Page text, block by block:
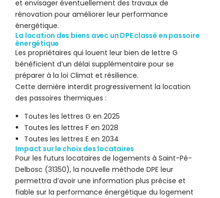
et envisager éventuellement des travaux de
rénovation pour améliorer leur performance
énergétique.
La location des biens avec un DPE classé en passoire
énergétique
Les propriétaires qui louent leur bien de lettre G
bénéficient d’un délai supplémentaire pour se
préparer à la loi Climat et résilience.
Cette dernière interdit progressivement la location
des passoires thermiques :
Toutes les lettres G en 2025
Toutes les lettres F en 2028
Toutes les lettres E en 2034
Impact sur le choix des locataires
Pour les futurs locataires de logements à Saint-Pé-
Delbosc (31350), la nouvelle méthode DPE leur
permettra d’avoir une information plus précise et
fiable sur la performance énergétique du logement